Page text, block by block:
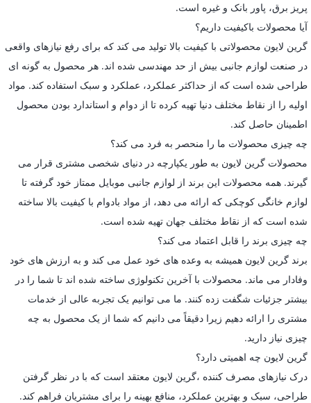
پریز برق، پاور بانک و غیره است.
آیا محصولات باکیفیت داریم؟
گرین لایون محصولاتی با کیفیت بالا تولید می کند که برای رفع نیازهای واقعی
در صنعت لوازم جانبی بیش از حد مهندسی شده اند. هر محصول به گونه ای
طراحی شده است که از حداکثر عملکرد، عملکرد و سبک استفاده کند. مواد
اولیه را از نقاط مختلف دنیا تهیه کرده تا از دوام و استاندارد بودن محصول
اطمینان حاصل کند.
چه چیزی محصولات ما را منحصر به فرد می کند؟
محصولات گرین لایون به طور یکپارچه در دنیای شخصی مشتری قرار می
گیرند. همه محصولات این برند از لوازم جانبی موبایل ممتاز خود گرفته تا
لوازم خانگی کوچکی که ارائه می دهد، از مواد بادوام با کیفیت بالا ساخته
شده است که از نقاط مختلف جهان تهیه شده است.
چه چیزی برند را قابل اعتماد می کند؟
برند گرین لایون همیشه به وعده های خود عمل می کند و به ارزش های خود
وفادار می ماند. محصولات با آخرین تکنولوژی ساخته شده اند تا شما را در
بیشتر جزئیات شگفت زده کنند. ما می توانیم یک تجربه عالی از خدمات
مشتری را ارائه دهیم زیرا دقیقاً می دانیم که شما از یک محصول به چه
چیزی نیاز دارید.
گرین لایون چه اهمیتی دارد؟
درک نیازهای مصرف کننده ،گرین لایون معتقد است که با در نظر گرفتن
طراحی، سبک و بهترین عملکرد، منافع بهینه را برای مشتریان فراهم کند.